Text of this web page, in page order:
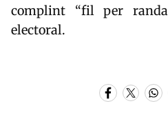
complint “fil per
electoral.